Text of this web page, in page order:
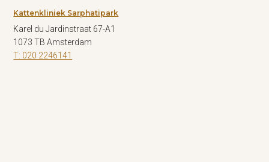
Kattenkliniek Sarphatipark
Karel du Jardinstraat 67-A1
1073 TB Amsterdam
T: 020 2246141